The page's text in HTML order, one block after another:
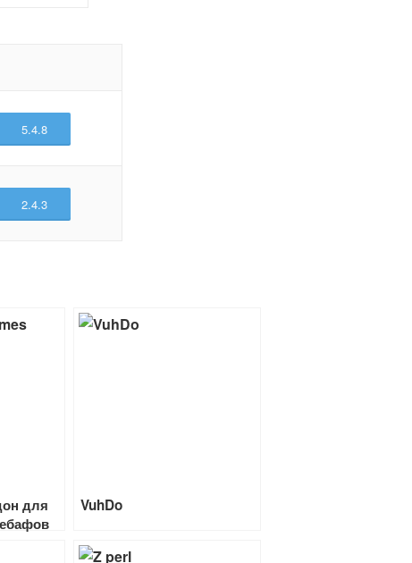
5.4.8
2.4.3
для
VuhDo